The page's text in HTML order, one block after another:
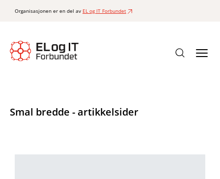
Organisasjonen er en del av EL og IT Forbundet
Smal bredde - artikkelsider